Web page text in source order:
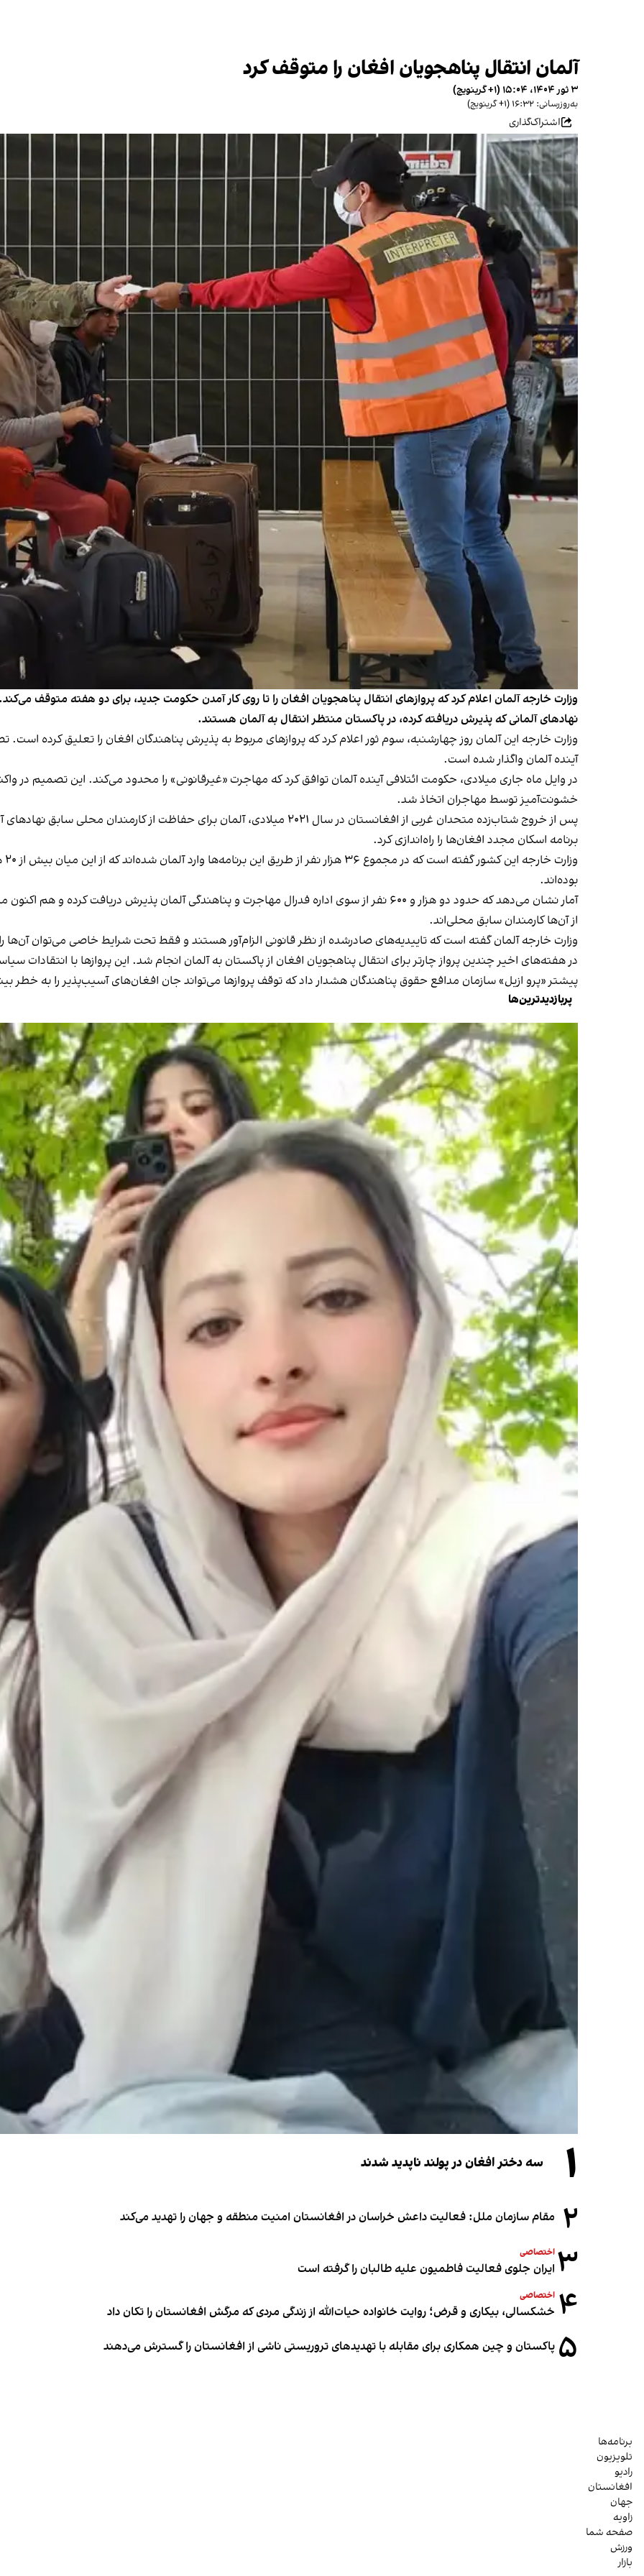
آلمان انتقال پناهجویان افغان را متوقف کرد
۳ ثور ۱۴۰۴، ۱۵:۰۴ (‎+۱ گرینویچ)
به‌روزرسانی: ۱۶:۳۲ (‎+۱ گرینویچ)
اشتراک‌گذاری
وزارت خارجه آلمان اعلام کرد که پروازهای انتقال پناهجویان افغان را تا روی کار آمدن حکومت جدید، برای دو هفته متوقف
نهادهای آلمانی که پذیرش دریافته کرده، در پاکستان منتظر انتقال به آلمان هستند.
وزارت خارجه این آلمان روز چهارشنبه، سوم ثور اعلام کرد که پروازهای مربوط به پذیرش پناهندگان افغان را تعلیق کرده
آینده آلمان واگذار شده است.
در وایل ماه جاری میلادی، حکومت ائتلافی آینده آلمان توافق کرد که مهاجرت «غیرقانونی» را محدود می‌کند. این تصمیم
خشونت‌آمیز توسط مهاجران اتخاذ شد.
پس از خروج شتاب‌زده متحدان غربی از افغانستان در سال ۲۰۲۱ میلادی، آلمان برای حفاظت
برنامه اسکان مجدد افغان‌ها را راه‌اندازی کرد.
بوده‌اند.
از آن‌ها کارمندان سابق محلی‌اند.
وزارت خارجه آلمان گفته است که تاییدیه‌های صادرشده از نظر قانونی الزام‌آور هستند و فقط تحت شرایط خاصی می‌توان آن‌ها
در هفته‌های اخیر چندین پرواز چارتر برای انتقال پناهجویان افغان از پاکستان به آلمان انجام شد. این پروازها با
پیشتر «پرو ازیل» سازمان مدافع حقوق پناهندگان هشدار داد که توقف پروازها می‌تواند جان افغان‌های آسیب‌پذیر را به خطر
پربازدیدترین‌ها
۱ سه دختر افغان در پولند ناپدید شدند
۲ مقام سازمان ملل: فعالیت داعش خراسان در افغانستان امنیت منطقه و جهان را تهدید می‌کند
۳ اختصاصی
ایران جلوی فعالیت فاطمیون علیه طالبان را گرفته است
۴ اختصاصی
خشکسالی، بیکاری و قرض؛ روایت خانواده حیات‌الله از زندگی مردی که مرگش افغانستان را تکان داد
۵ پاکستان و چین همکاری برای مقابله با تهدیدهای تروریستی ناشی از افغانستان را گسترش می‌دهند
برنامه‌ها
تلویزیون
رادیو
افغانستان
جهان
زاویه
صفحه شما
ورزش
بازار